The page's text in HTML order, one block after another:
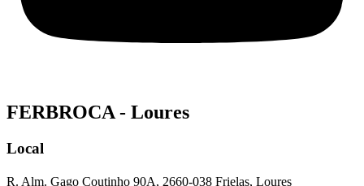
FERBROCA - Loures
Local
R. Alm. Gago Coutinho 90A, 2660-038 Frielas, Loures